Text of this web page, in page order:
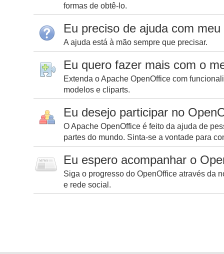
formas de obtê-lo.
Eu preciso de ajuda com
A ajuda está à mão sempre que precisar.
Eu quero fazer mais com o
Extenda o Apache OpenOffice com
modelos e cliparts.
Eu desejo participar no
O Apache OpenOffice é feito da ajuda de
partes do mundo. Sinta-se a vontade para
Eu espero acompanhar o
Siga o progresso do OpenOffice através da
e rede social.